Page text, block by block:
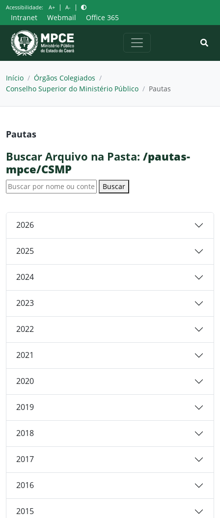
Pular
para
o
conteúdo
Acessibilidade: A+ | A- |
Intranet Webmail Office 365
Início / Órgãos Colegiados /
Conselho Superior do Ministério Público / Pautas
Pautas
Buscar Arquivo na Pasta: /pautas-
mpce/CSMP
Buscar
2026
2025
2024
2023
2022
2021
2020
2019
2018
2017
2016
2015